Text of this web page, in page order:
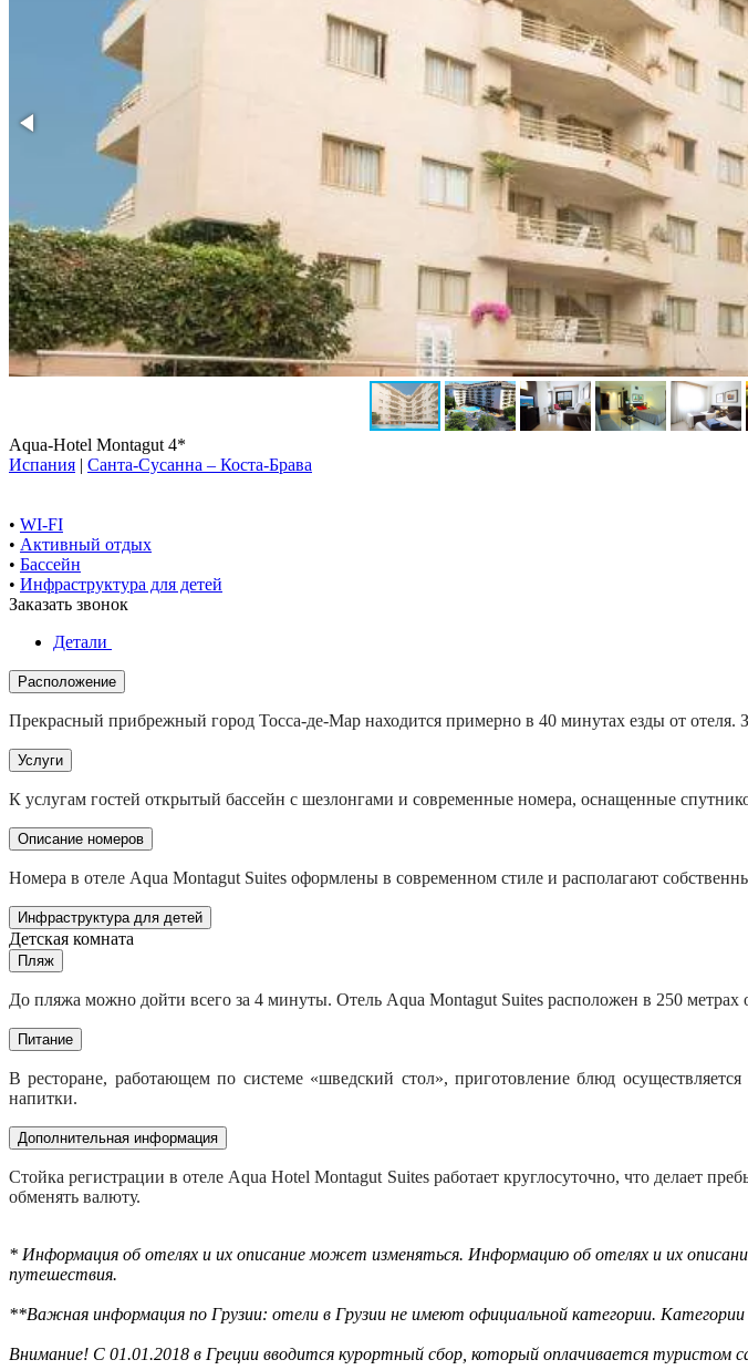
Aqua-Hotel Montagut 4*
Испания | Санта-Сусанна – Коста-Брава
• WI-FI
• Активный отдых
• Бассейн
• Инфраструктура для детей
Заказать звонок
Детали
Расположение
Прекрасный прибрежный город Тосса-де-Мар находится примерно в 40 минутах езды от отеля.
Услуги
К услугам гостей открытый бассейн с шезлонгами и современные номера, оснащенные
Описание номеров
Номера в отеле Aqua Montagut Suites оформлены в современном стиле и располагают
Инфраструктура для детей
Детская комната
Пляж
До пляжа можно дойти всего за 4 минуты. Отель Aqua Montagut Suites расположен в 250
Питание
В ресторане, работающем по системе «шведский стол», приготовление блюд
напитки.
Дополнительная информация
Стойка регистрации в отеле Aqua Hotel Montagut Suites работает круглосуточно, что делает
обменять валюту.
* Информация об отелях и их описание может изменяться. Информацию об отелях и их
путешествия.
**Важная информация по Грузии: отели в Грузии не имеют официальной категории. Категории
Внимание! С 01.01.2018 в Греции вводится курортный сбор, который оплачивается туристом